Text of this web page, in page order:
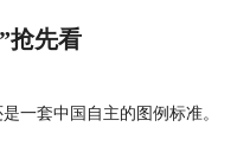
抢先看
一套中国自主的图例标准。